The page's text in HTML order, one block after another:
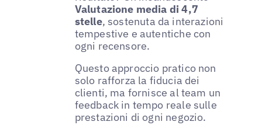
Valutazione media di 4,7
stelle, sostenuta da interazioni
tempestive e autentiche con
ogni recensore.
Questo approccio pratico non
solo rafforza la fiducia dei
clienti, ma fornisce al team un
feedback in tempo reale sulle
prestazioni di ogni negozio.